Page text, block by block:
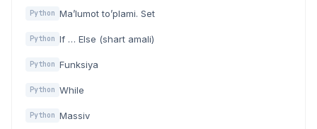
Python Ma’lumot to’plami. Set
Python If … Else (shart amali)
Python Funksiya
Python While
Python Massiv